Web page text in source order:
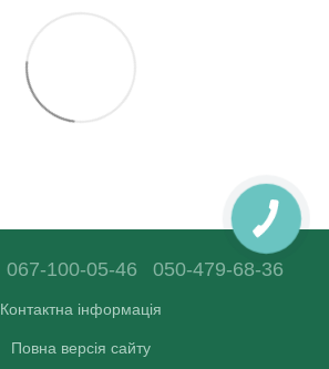
067-100-05-46 050-479-68-36
Контактна інформація
Повна версія сайту